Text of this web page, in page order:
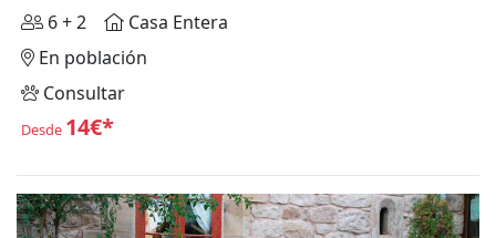
6 + 2
Casa Entera
En población
Consultar
Desde 14€*